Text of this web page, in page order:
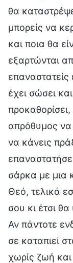
θα
μπορείς να
και ποια θα
εξαρτώνται
έχει σώσει
απρόθυμος να
να κάνεις
σάρκα με μια
Θεό, τελικά
σου κι έτσι
Αν πάντοτε
σε καταπιεί
χωρίς ζωή και